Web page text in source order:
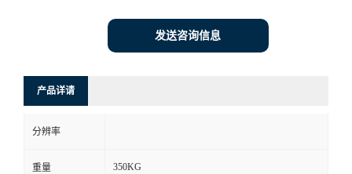
系
发送咨询信息
产品详请
分辨率
重量 350KG